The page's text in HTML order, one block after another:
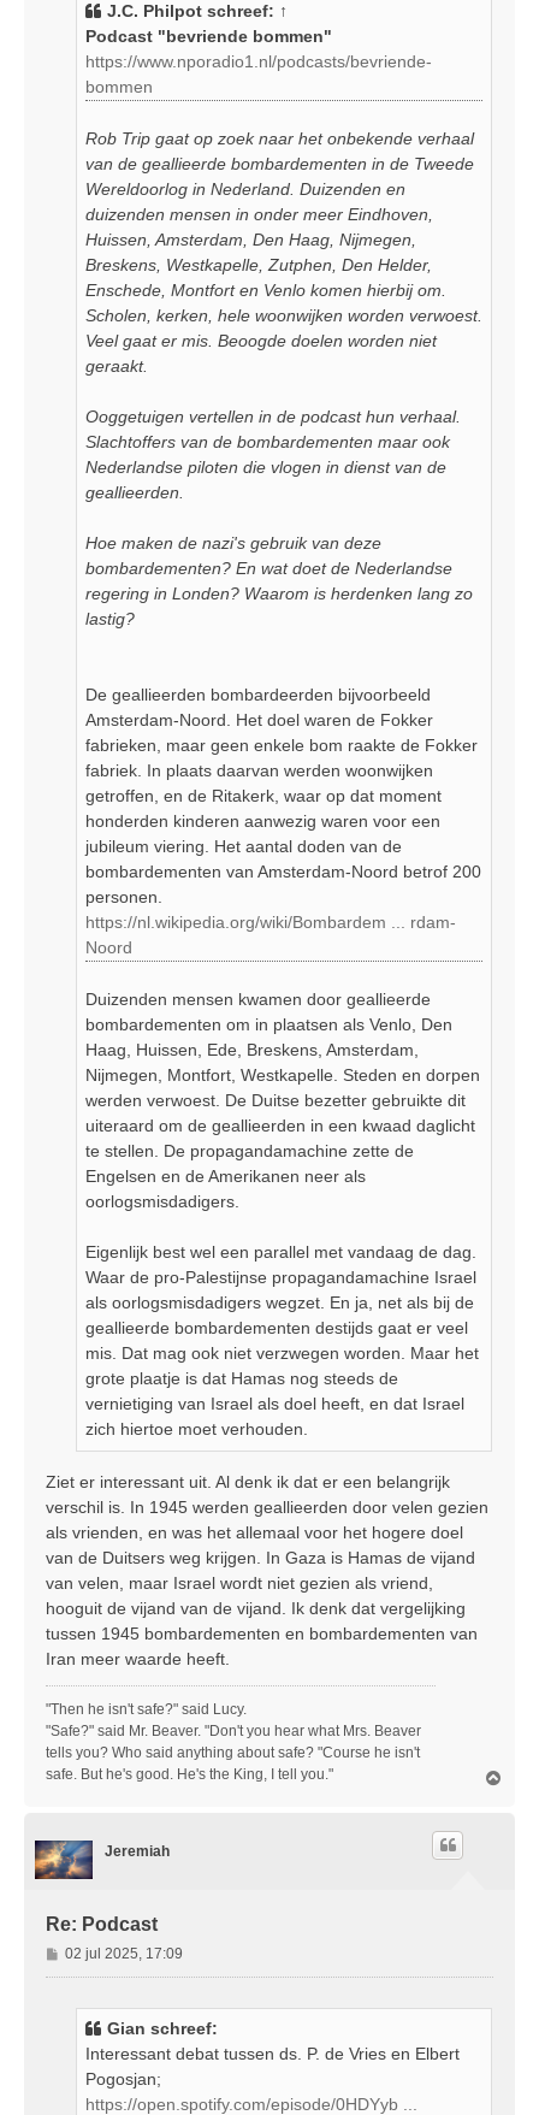
J.C. Philpot schreef: ↑
Podcast "bevriende bommen"
https://www.nporadio1.nl/podcasts/bevriende-
bommen
Rob Trip gaat op zoek naar het onbekende verhaal
van de geallieerde bombardementen in de Tweede
Wereldoorlog in Nederland. Duizenden en
duizenden mensen in onder meer Eindhoven,
Huissen, Amsterdam, Den Haag, Nijmegen,
Breskens, Westkapelle, Zutphen, Den Helder,
Enschede, Montfort en Venlo komen hierbij om.
Scholen, kerken, hele woonwijken worden verwoest.
Veel gaat er mis. Beoogde doelen worden niet
geraakt.
Ooggetuigen vertellen in de podcast hun verhaal.
Slachtoffers van de bombardementen maar ook
Nederlandse piloten die vlogen in dienst van de
geallieerden.
Hoe maken de nazi's gebruik van deze
bombardementen? En wat doet de Nederlandse
regering in Londen? Waarom is herdenken lang zo
lastig?
De geallieerden bombardeerden bijvoorbeeld
Amsterdam-Noord. Het doel waren de Fokker
fabrieken, maar geen enkele bom raakte de Fokker
fabriek. In plaats daarvan werden woonwijken
getroffen, en de Ritakerk, waar op dat moment
honderden kinderen aanwezig waren voor een
jubileum viering. Het aantal doden van de
bombardementen van Amsterdam-Noord betrof 200
personen.
https://nl.wikipedia.org/wiki/Bombardem ... rdam-
Noord
Duizenden mensen kwamen door geallieerde
bombardementen om in plaatsen als Venlo, Den
Haag, Huissen, Ede, Breskens, Amsterdam,
Nijmegen, Montfort, Westkapelle. Steden en dorpen
werden verwoest. De Duitse bezetter gebruikte dit
uiteraard om de geallieerden in een kwaad daglicht
te stellen. De propagandamachine zette de
Engelsen en de Amerikanen neer als
oorlogsmisdadigers.
Eigenlijk best wel een parallel met vandaag de dag.
Waar de pro-Palestijnse propagandamachine Israel
als oorlogsmisdadigers wegzet. En ja, net als bij de
geallieerde bombardementen destijds gaat er veel
mis. Dat mag ook niet verzwegen worden. Maar het
grote plaatje is dat Hamas nog steeds de
vernietiging van Israel als doel heeft, en dat Israel
zich hiertoe moet verhouden.
Ziet er interessant uit. Al denk ik dat er een belangrijk
verschil is. In 1945 werden geallieerden door velen gezien
als vrienden, en was het allemaal voor het hogere doel
van de Duitsers weg krijgen. In Gaza is Hamas de vijand
van velen, maar Israel wordt niet gezien als vriend,
hooguit de vijand van de vijand. Ik denk dat vergelijking
tussen 1945 bombardementen en bombardementen van
Iran meer waarde heeft.
"Then he isn't safe?" said Lucy.
"Safe?" said Mr. Beaver. "Don't you hear what Mrs. Beaver
tells you? Who said anything about safe? "Course he isn't
safe. But he's good. He's the King, I tell you."
Jeremiah
Re: Podcast
B
e
02 jul 2025, 17:09
Gian schreef:
Interessant debat tussen ds. P. de Vries en Elbert
Pogosjan;
https://open.spotify.com/episode/0HDYyb ...